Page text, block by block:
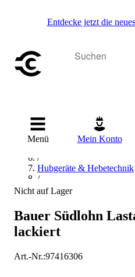
Entdecke jetzt die
Menü Mein Konto
/
Betriebsausstattung &
/
/
Hubgeräte & Hebetechnik
/
Stapler
Stapler Zubehör
/
Kranarm
Nicht auf Lager
Bauer Südlohn
lackiert
Art.-Nr.:97416306